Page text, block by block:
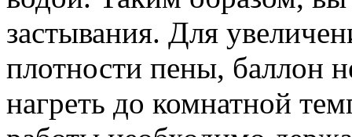
застывания. Для
плотности пены, баллон
нагреть до комнатной